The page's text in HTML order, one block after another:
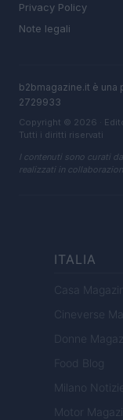
Privacy Policy
Note legali
b2bmagazine.it è una
2729933
Copyright © 2026 ·
Tutti i diritti riservati
I contenuti sono curati
realizzati in
ITALIA
Casa
Cineverse
Donne
Food Blog
Milano Notizie
Motor